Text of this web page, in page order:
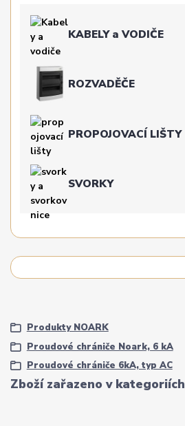
KABELY a VODIČE
ROZVADĚČE
PROPOJOVACÍ LIŠTY
SVORKY
Zboží zařazeno v kategoriích
Produkty NOARK
Proudové chrániče Noark, 6 kA
Proudové chrániče 6kA, typ AC